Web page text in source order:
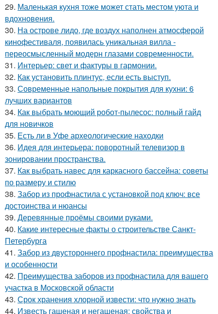
29. Маленькая кухня тоже может стать местом уюта и
вдохновения.
30. На острове лидо, где воздух наполнен атмосферой
кинофестиваля, появилась уникальная вилла -
переосмысленный модерн глазами современности.
31. Интерьер: свет и фактуры в гармонии.
32. Как установить плинтус, если есть выступ.
33. Современные напольные покрытия для кухни: 6
лучших вариантов
34. Как выбрать моющий робот-пылесос: полный гайд
для новичков
35. Есть ли в Уфе археологические находки
36. Идея для интерьера: поворотный телевизор в
зонировании пространства.
37. Как выбрать навес для каркасного бассейна: советы
по размеру и стилю
38. Забор из профнастила с установкой под ключ: все
достоинства и нюансы
39. Деревянные проёмы своими руками.
40. Какие интересные факты о строительстве Санкт-
Петербурга
41. Забор из двустороннего профнастила: преимущества
и особенности
42. Преимущества заборов из профнастила для вашего
участка в Московской области
43. Срок хранения хлорной извести: что нужно знать
44. Известь гашеная и негашеная: свойства и